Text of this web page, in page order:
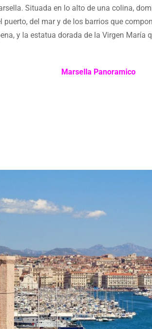
Situada en lo alto de una colina,
del mar y de los barrios que
y la estatua dorada de la Virgen María
Marsella Panoramico